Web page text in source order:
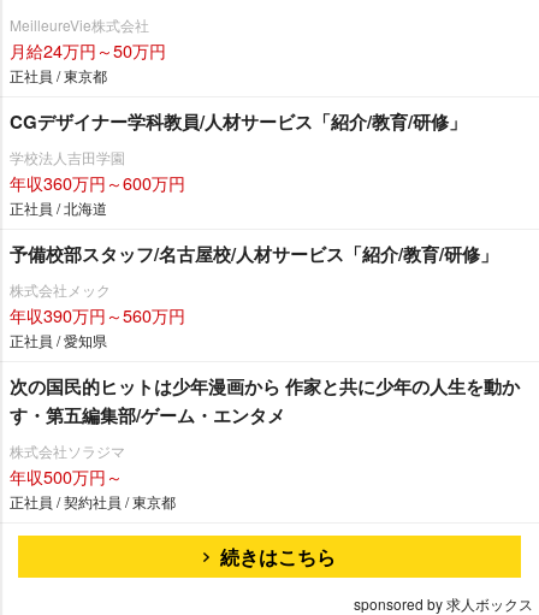
MeilleureVie株式会社
月給24万円～50万円
正社員 / 東京都
CGデザイナー学科教員/人材サービス「紹介/教育/研修」
学校法人吉田学園
年収360万円～600万円
正社員 / 北海道
予備校部スタッフ/名古屋校/人材サービス「紹介/教育/研修」
株式会社メック
年収390万円～560万円
正社員 / 愛知県
次の国民的ヒットは少年漫画から 作家と共に少年の人生を動か
す・第五編集部/ゲーム・エンタメ
株式会社ソラジマ
年収500万円～
正社員 / 契約社員 / 東京都
続きはこちら
sponsored by 求人ボックス